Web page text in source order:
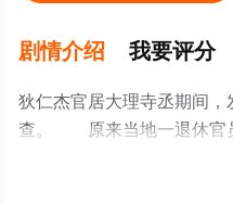
剧情介绍 我要评分
狄仁杰官居大理寺丞期间，
查。 原来当地一退休官
地上写下降魔咒，称会有